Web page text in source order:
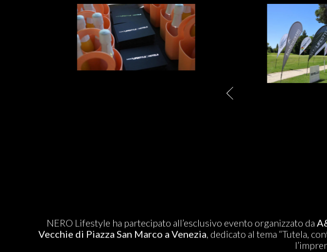
NERO Lifestyle ha partecipato all’esclusivo evento organizzato da
Vecchie di Piazza San Marco a Venezia, dedicato al tema “Tutela,